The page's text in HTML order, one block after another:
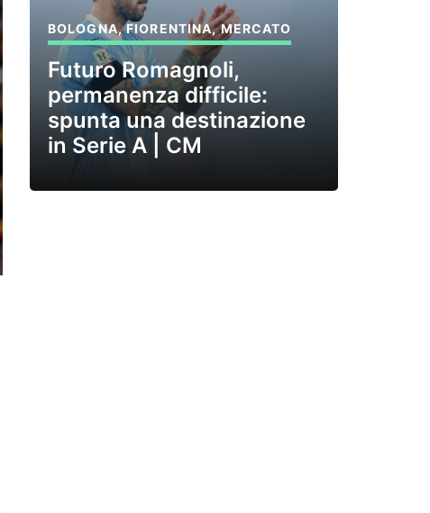
BOLOGNA,FIORENTINA,MERCATO
Futuro Romagnoli,
permanenza difficile:
spunta una destinazione
in Serie A | CM